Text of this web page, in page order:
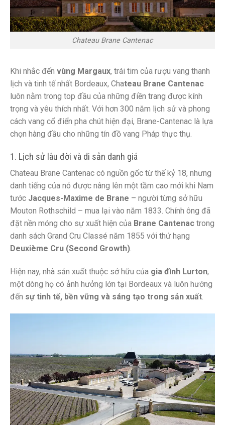
Chateau Brane Cantenac
Khi nhắc đến vùng Margaux, trái tim của rượu vang thanh
lịch và tinh tế nhất Bordeaux, Chateau Brane Cantenac
luôn nằm trong top đầu của những điền trang được kính
trọng và yêu thích nhất. Với hơn 300 năm lịch sử và phong
cách vang cổ điển pha chút hiện đại, Brane-Cantenac là lựa
chọn hàng đầu cho những tín đồ vang Pháp thực thụ.
1. Lịch sử lâu đời và di sản danh giá
Chateau Brane Cantenac có nguồn gốc từ thế kỷ 18, nhưng
danh tiếng của nó được nâng lên một tầm cao mới khi Nam
tước Jacques-Maxime de Brane – người từng sở hữu
Mouton Rothschild – mua lại vào năm 1833. Chính ông đã
đặt nền móng cho sự xuất hiện của Brane Cantenac trong
danh sách Grand Cru Classé năm 1855 với thứ hạng
Deuxième Cru (Second Growth).
Hiện nay, nhà sản xuất thuộc sở hữu của gia đình Lurton,
một dòng họ có ảnh hưởng lớn tại Bordeaux và luôn hướng
đến sự tinh tế, bền vững và sáng tạo trong sản xuất.